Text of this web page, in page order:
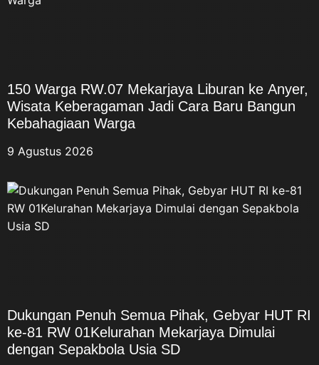
150 Warga RW.07 Mekarjaya Liburan ke Anyer,
Wisata Keberagaman Jadi Cara Baru Bangun
Kebahagiaan Warga
9 Agustus 2026
Dukungan Penuh Semua Pihak, Gebyar HUT RI
ke-81 RW 01Kelurahan Mekarjaya Dimulai
dengan Sepakbola Usia SD